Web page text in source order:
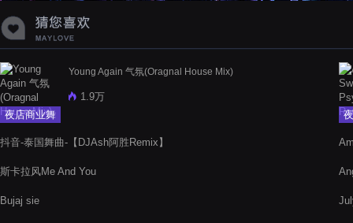
夜店商业舞
Young Again 气氛(Oragnal House Mix)
1.9万
抖音-泰国舞曲-【DJAsh阿胜Remix】
斯卡拉风Me And You
Bujaj sie